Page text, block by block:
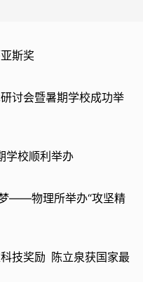
斯奖
讨会暨暑期学校成功举
学校顺利举办
——物理所举办“攻坚精
技奖励 陈立泉获国家最